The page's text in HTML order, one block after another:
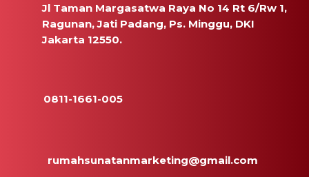
Jl Taman Margasatwa Raya No 14 Rt 6/Rw 1,
Ragunan, Jati Padang, Ps. Minggu, DKI
Jakarta 12550.
0811-1661-005
rumahsunatanmarketing@gmail.com